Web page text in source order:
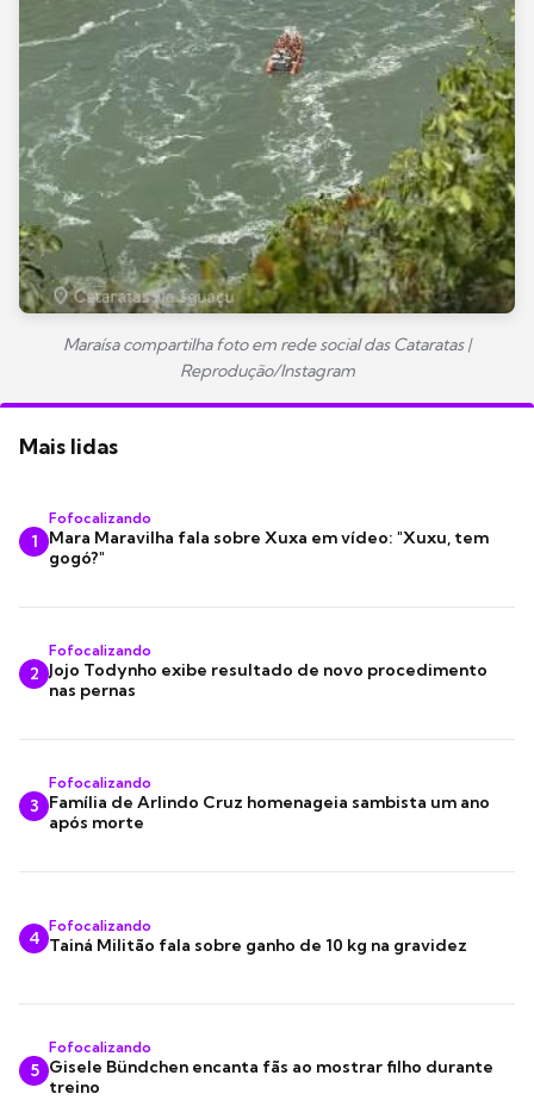
Maraísa compartilha foto em rede social dasCataratas|
Reprodução/Instagram
Mais lidas
1
Fofocalizando
Mara Maravilha fala sobre Xuxa em vídeo: "Xuxu, tem
gogó?"
2
Fofocalizando
Jojo Todynho exibe resultado de novo procedimento
nas pernas
3
Fofocalizando
Família de Arlindo Cruz homenageia sambista um ano
após morte
4
Fofocalizando
Tainá Militão fala sobre ganho de 10 kg na gravidez
5
Fofocalizando
Gisele Bündchen encanta fãs ao mostrar filho durante
treino